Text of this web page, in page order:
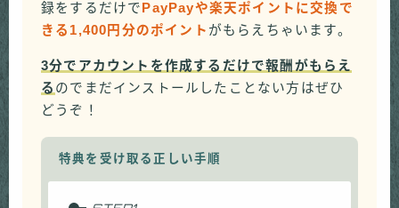
録をするだけで PayPayや楽天ポイントに交換で
きる1,400円分のポイント がもらえちゃいます。
3分でアカウントを作成するだけで報酬がもらえ
る のでまだインストールしたことない方はぜひ
どうぞ！
特典を受け取る正しい手順